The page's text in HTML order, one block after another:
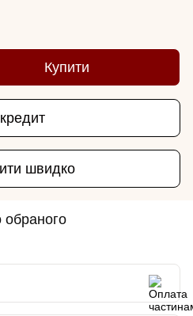
Купити
швидко
обраного